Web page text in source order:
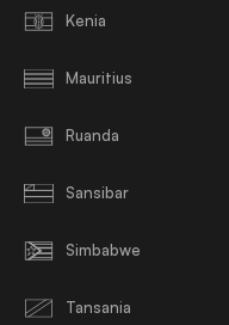
Kenia
Mauritius
Ruanda
Sansibar
Simbabwe
Tansania